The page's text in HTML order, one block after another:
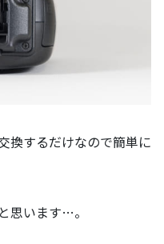
換するだけなので簡単に
思います…。